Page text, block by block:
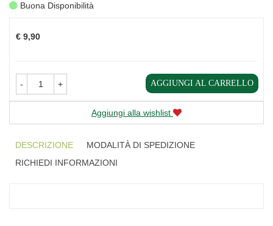
Buona Disponibilità
€ 9,90
- + AGGIUNGI AL CARRELLO
Aggiungi alla wishlist
DESCRIZIONE
MODALITÀ DI SPEDIZIONE
RICHIEDI INFORMAZIONI